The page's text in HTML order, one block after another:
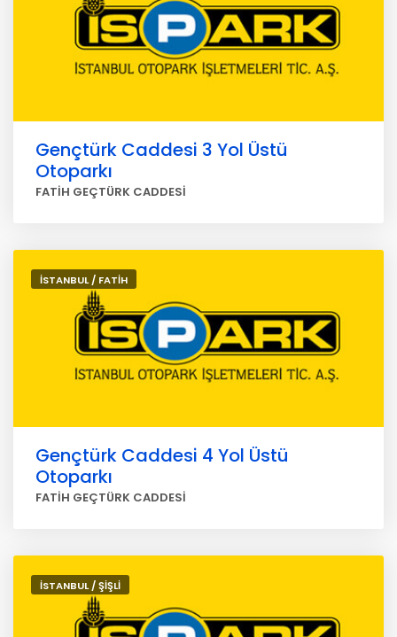
Gençtürk Caddesi 3 Yol Üstü
Otoparkı
FATİH GEÇTÜRK CADDESİ
İSTANBUL / FATİH
Gençtürk Caddesi 4 Yol Üstü
Otoparkı
FATİH GEÇTÜRK CADDESİ
İSTANBUL / ŞİŞLİ